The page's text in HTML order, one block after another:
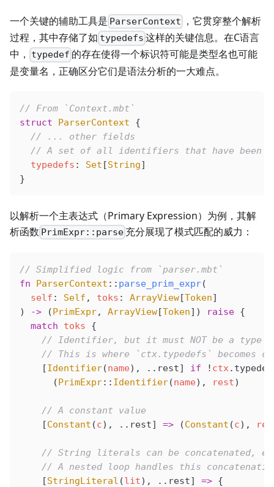
一个关键的辅助工具是 ParserContext
，它贯穿整个解析
过程，其中存储了如 typedefs 这样的关键信息。在C语言
中，
typedef 的存在使得一个标识符可能是类型名也可能
是变量名，正确区分它们是语法分析的一大难点。
// From `Context.mbt`
struct ParserContext {
  // ... other fields
// A set of all identifiers that have been
  typedefs
: Set [String]
}
以解析一个主表达式（Primary Expression）为例，其解
析函数 PrimExpr::parse 充分展现了模式匹配的威力：
// Simplified logic from `parser.mbt`
fn ParserContext :: parse_prim_expr(
  self
: Self , toks : ArrayView[Token]
)
-> (PrimExpr, ArrayView[Token]) raise {
  match
toks {
// Identifier, but it must NOT be a type
// This is where `ctx.typedefs` becomes
    [
Identifier(name), ..rest] if ! ctx
      (
PrimExpr:: Identifier(name), rest)
    // A constant value
    [
Constant (c), ..rest] => (Constant (c),
// String literals can be concatenated,
// A nested loop handles this
    [
StringLiteral (lit), ..rest] => {